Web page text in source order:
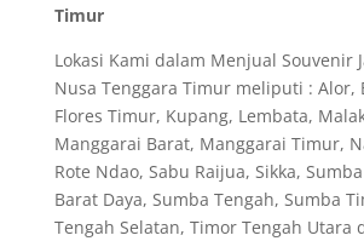
Timur
Lokasi Kami dalam Menjual Souvenir
Nusa Tenggara Timur meliputi : Alor,
Flores Timur, Kupang, Lembata,
Manggarai Barat, Manggarai Timur,
Rote Ndao, Sabu Raijua, Sikka,
Barat Daya, Sumba Tengah, Sumba
Tengah Selatan, Timor Tengah Utara